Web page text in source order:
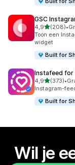
GSC
4,9van 5
(208)
208 recensies
•
Toon een
widget
Built for
Instafeed for
4,9van 5
(373)
373 recensies
•
Instagram-
Built for
Wil je